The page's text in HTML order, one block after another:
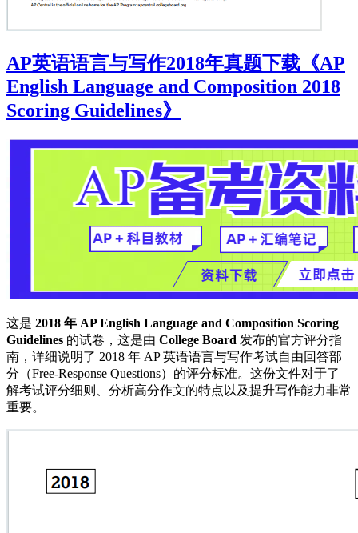
AP英语语言与写作2018年真题下载《AP
English Language and Composition 2018
Scoring Guidelines》
这是 2018 年 AP English Language and Composition Scoring
Guidelines 的试卷，这是由 College Board 发布的官方评分指
南，详细说明了 2018 年 AP 英语语言与写作考试自由回答部
分（Free-Response Questions）的评分标准。这份文件对于了
解考试评分细则、分析高分作文的特点以及提升写作能力非常
重要。